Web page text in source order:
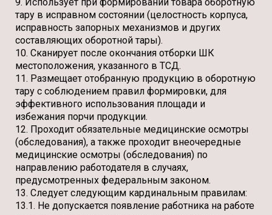
тару в исправном состоянии (целостность корпуса,
исправность запорных механизмов и других
составляющих оборотной тары).
10. Сканирует после окончания отборки ШК
местоположения, указанного в ТСД.
11. Размещает отобранную продукцию в оборотную
тару с соблюдением правил формировки, для
эффективного использования площади и
избежания порчи продукции.
12. Проходит обязательные медицинские осмотры
(обследования), а также проходит внеочередные
медицинские осмотры (обследования) по
направлению работодателя в случаях,
предусмотренных федеральным законом.
13. Следует следующим кардинальным правилам:
13.1. Не допускается появление работника на работе